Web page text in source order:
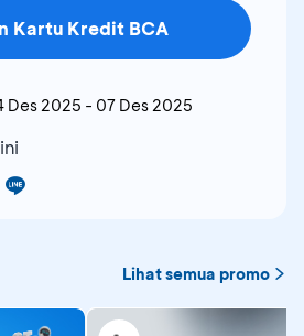
Kartu Kredit BCA
Des 2025 - 07 Des 2025
Lihat semua promo